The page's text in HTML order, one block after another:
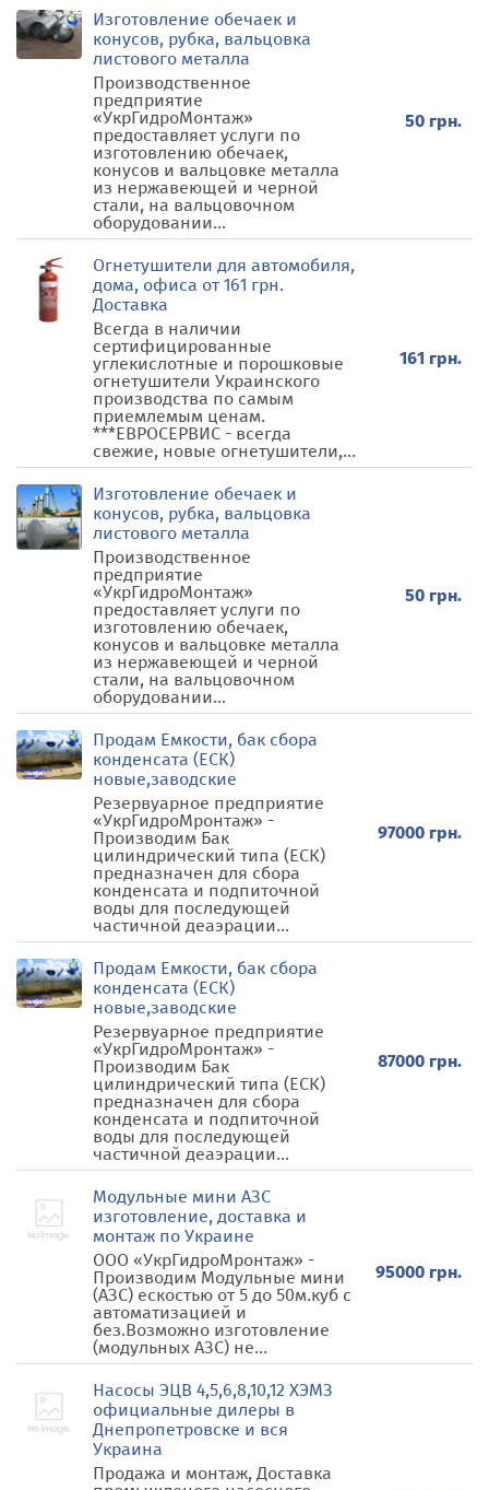
Изготовление обечаек и
конусов, рубка, вальцовка
листового металла
Производственное
предприятие
«УкрГидроМонтаж»
предоставляет услуги по
изготовлению обечаек,
конусов и вальцовке металла
из нержавеющей и черной
стали, на вальцовочном
оборудовании...
50 грн.
Огнетушители для автомобиля,
дома, офиса от 161 грн.
Доставка
Всегда в наличии
сертифицированные
углекислотные и порошковые
огнетушители Украинского
производства по самым
приемлемым ценам.
***ЕВРОСЕРВИС - всегда
свежие, новые огнетушители,...
161 грн.
Изготовление обечаек и
конусов, рубка, вальцовка
листового металла
Производственное
предприятие
«УкрГидроМонтаж»
предоставляет услуги по
изготовлению обечаек,
конусов и вальцовке металла
из нержавеющей и черной
стали, на вальцовочном
оборудовании...
50 грн.
Продам Емкости, бак сбора
конденсата (ЕСК)
новые,заводские
Резервуарное предприятие
«УкрГидроМронтаж» -
Производим Бак
цилиндрический типа (ЕСК)
предназначен для сбора
конденсата и подпиточной
воды для последующей
частичной деаэрации...
97000 грн.
Продам Емкости, бак сбора
конденсата (ЕСК)
новые,заводские
Резервуарное предприятие
«УкрГидроМронтаж» -
Производим Бак
цилиндрический типа (ЕСК)
предназначен для сбора
конденсата и подпиточной
воды для последующей
частичной деаэрации...
87000 грн.
Модульные мини АЗС
изготовление, доставка и
монтаж по Украине
ООО «УкрГидроМронтаж» -
Производим Модульные мини
(АЗС) ескостью от 5 до 50м.куб с
автоматизацией и
без.Возможно изготовление
(модульных АЗС) не...
95000 грн.
Насосы ЭЦВ 4,5,6,8,10,12 ХЭМЗ
официальные дилеры в
Днепропетровске и вся
Украина
Продажа и монтаж, Доставка